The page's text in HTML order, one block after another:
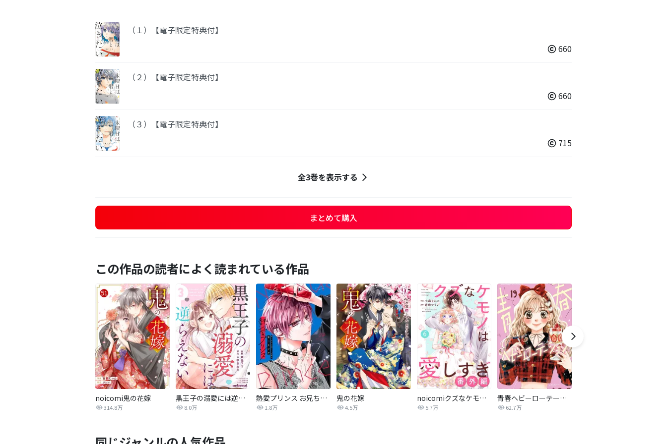
（１）【電子限定特典付】
660
（２）【電子限定特典付】
660
（３）【電子限定特典付】
715
全3巻を表示する
まとめて購入
この作品の読者によく読まれている作品
noicomi鬼の花嫁
314.8万
黒王子の溺愛には逆らえない
8.0万
熱愛プリンス お兄ちゃんはキミが好き
1.8万
鬼の花嫁
4.5万
noicomiクズなケモノは愛しすぎ
5.7万
青春ヘビーローテーション
62.7万